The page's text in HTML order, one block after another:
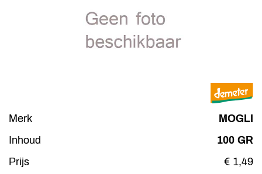
Merk
MOGLI
Inhoud
100 GR
Prijs
€ 1,49